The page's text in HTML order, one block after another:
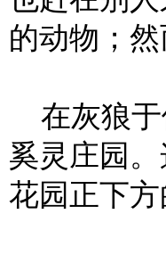
的动物；
在灰狼于
奚灵庄园
花园正下